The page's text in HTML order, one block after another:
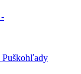
Puškohľady